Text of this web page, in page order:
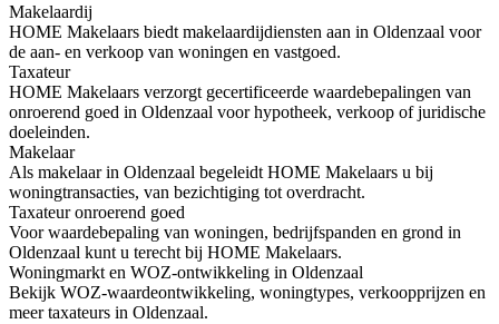
Makelaardij
HOME Makelaars biedt makelaardijdiensten aan in Oldenzaal voor
de aan- en verkoop van woningen en vastgoed.
Taxateur
HOME Makelaars verzorgt gecertificeerde waardebepalingen van
onroerend goed in Oldenzaal voor hypotheek, verkoop of juridische
doeleinden.
Makelaar
Als makelaar in Oldenzaal begeleidt HOME Makelaars u bij
woningtransacties, van bezichtiging tot overdracht.
Taxateur onroerend goed
Voor waardebepaling van woningen, bedrijfspanden en grond in
Oldenzaal kunt u terecht bij HOME Makelaars.
Woningmarkt en WOZ-ontwikkeling in Oldenzaal
Bekijk WOZ-waardeontwikkeling, woningtypes, verkoopprijzen en
meer taxateurs in Oldenzaal.